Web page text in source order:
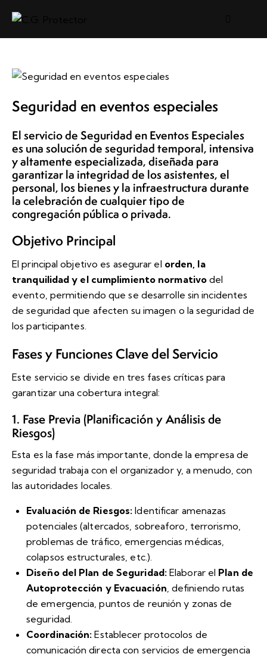
Seguridad en eventos especiales
El servicio de Seguridad en Eventos Especiales
es una solución de seguridad temporal, intensiva
y altamente especializada, diseñada para
garantizar la integridad de los asistentes, el
personal, los bienes y la infraestructura durante
la celebración de cualquier tipo de
congregación pública o privada.
Objetivo Principal
El principal objetivo es asegurar el orden, la
tranquilidad y el cumplimiento normativo del
evento, permitiendo que se desarrolle sin incidentes
de seguridad que afecten su imagen o la seguridad de
los participantes.
Fases y Funciones Clave del Servicio
Este servicio se divide en tres fases críticas para
garantizar una cobertura integral:
1. Fase Previa (Planificación y Análisis de
Riesgos)
Esta es la fase más importante, donde la empresa de
seguridad trabaja con el organizador y, a menudo, con
las autoridades locales.
Evaluación de Riesgos: Identificar amenazas
potenciales (altercados, sobreaforo, terrorismo,
problemas de tráfico, emergencias médicas,
colapsos estructurales, etc.).
Diseño del Plan de Seguridad:Elaborar el Plan de
Autoprotección y Evacuación, definiendo rutas
de emergencia, puntos de reunión y zonas de
seguridad.
Coordinación: Establecer protocolos de
comunicación directa con servicios de emergencia